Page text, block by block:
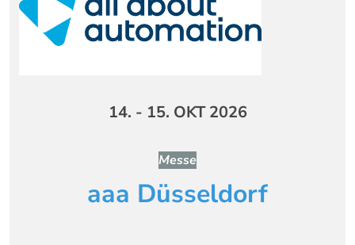
14. - 15. OKT 2026
Messe
aaa Düsseldorf